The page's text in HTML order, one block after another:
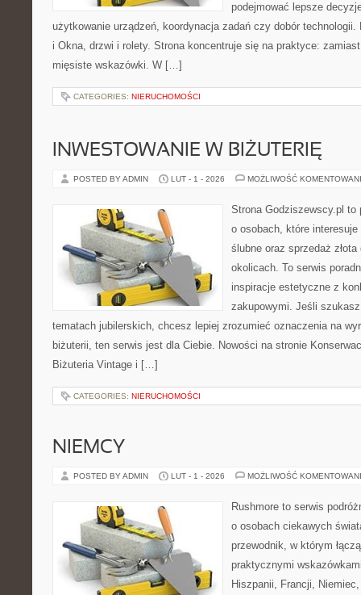
podejmować lepsze
użytkowanie urządzeń, koordynacja zadań czy dobór technologii.
i Okna, drzwi i rolety. Strona koncentruje się na praktyce:
mięsiste wskazówki. W […]
CATEGORIES: NIERUCHOMOŚCI
INWESTOWANIE W BIŻUTERIĘ
POSTED BY ADMIN LUT - 1 - 2026 MOŻLIWOŚĆ
Strona Godziszewscy.pl
o osobach, które
ślubne oraz sprzedaż
okolicach. To serwis
inspiracje estetyczne z
zakupowymi. Jeśli
tematach jubilerskich, chcesz lepiej zrozumieć oznaczenia na
biżuterii, ten serwis jest dla Ciebie. Nowości na stronie
Biżuteria Vintage i […]
CATEGORIES: NIERUCHOMOŚCI
NIEMCY
POSTED BY ADMIN LUT - 1 - 2026 MOŻLIWOŚĆ
Rushmore to serwis
o osobach ciekawych
przewodnik, w którym
praktycznymi
Hiszpanii, Francji,